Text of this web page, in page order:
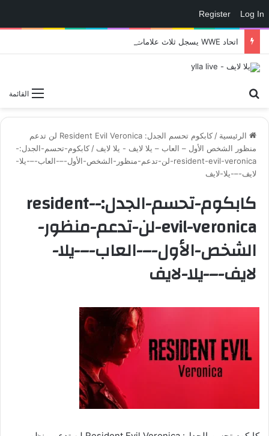
Log In
Register
القائمة
الرئيسية /
كابكوم تحسم الجدل: Resident Evil Veronica لن تدعم
منظور الشخص الأول – العاب – يلا لايف - يلا لايف / كابكوم-تحسم-الجدل:-
resident-evil-veronica-لن-تدعم-منظور-الشخص-الأول-–-العاب-–-يلا-
لايف-–-يلا-لايف
كابكوم-تحسم-الجدل:-resident-
evil-veronica-لن-تدعم-منظور-
الشخص-الأول-–-العاب-–-يلا-
لايف-–-يلا-لايف